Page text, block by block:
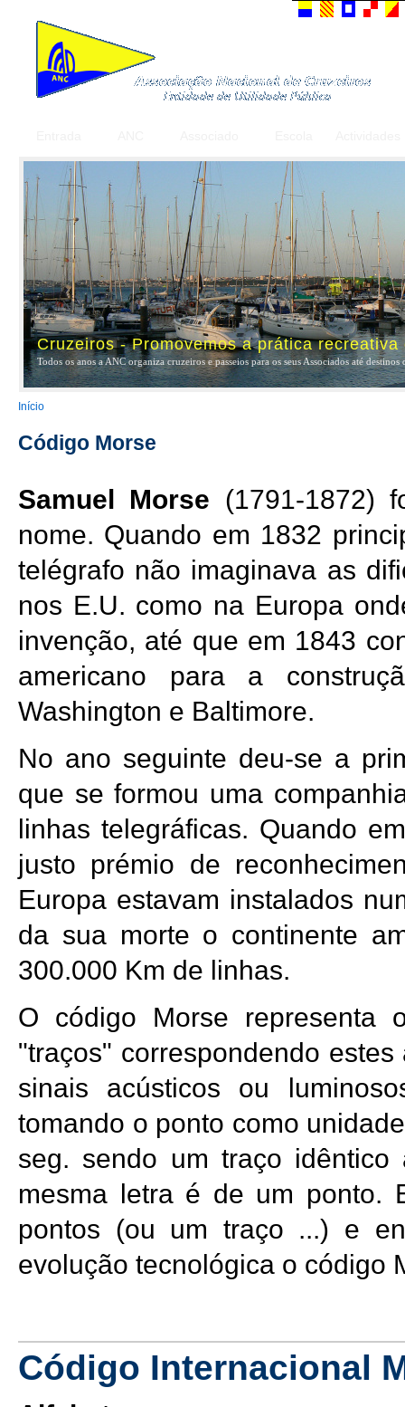
Cruzeiros - Promovemos a prática
Todos os anos a ANC organiza cruzeiros e passeios para os seus Associados até
You are here
Início
Código Morse
Samuel Morse (1791-1872)
nome. Quando em 1832
telégrafo não imaginava as
nos E.U. como na Europa
invenção, até que em 1843
americano para a
Washington e Baltimore.
No ano seguinte deu-se a
que se formou uma
linhas telegráficas. Quando
justo prémio de
Europa estavam instalados
da sua morte o continente
300.000 Km de linhas.
O código Morse representa
"traços" correspondendo
sinais acústicos ou
tomando o ponto como
seg. sendo um traço
mesma letra é de um ponto.
pontos (ou um traço ...) e
evolução tecnológica o código
Código Internacional